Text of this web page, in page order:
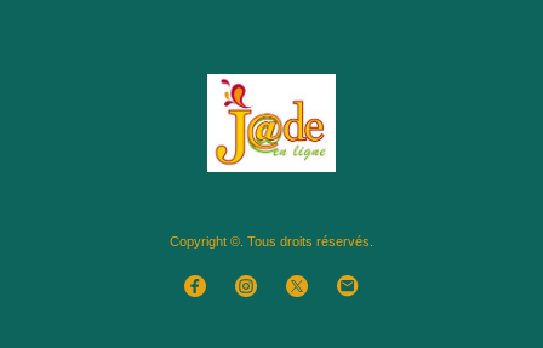
Copyright ©. Tous droits réservés.